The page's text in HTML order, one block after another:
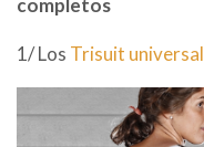
completos
1/ Los Trisuit universal